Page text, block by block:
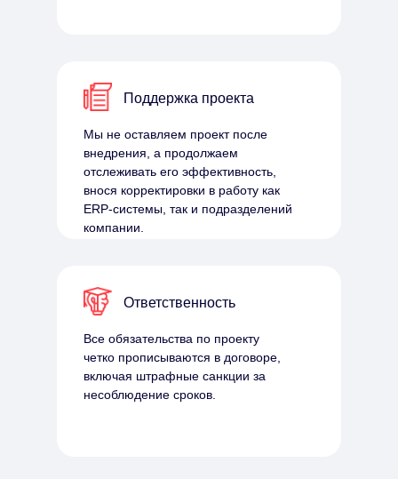
Поддержка проекта
Мы не оставляем проект после
внедрения, а продолжаем
отслеживать его эффективность,
внося корректировки в работу как
ERP-системы, так и подразделений
компании.
Ответственность
Все обязательства по проекту
четко прописываются в договоре,
включая штрафные санкции за
несоблюдение сроков.